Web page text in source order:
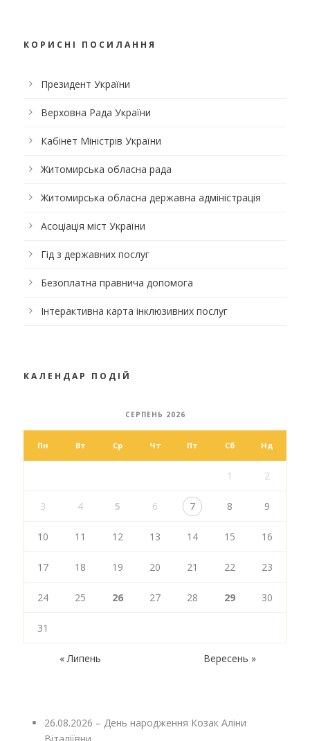
КОРИСНІ ПОСИЛАННЯ
Президент України
Верховна Рада України
Кабінет Міністрів України
Житомирська обласна рада
Житомирська обласна державна адміністрація
Асоціація міст України
Гід з державних послуг
Безоплатна правнича допомога
Інтерактивна карта інклюзивних послуг
КАЛЕНДАР ПОДІЙ
СЕРПЕНЬ 2026
Пн Вт Ср Чт Пт Сб Нд
1 2
3 4 5 6 7 8 9
10 11 12 13 14 15 16
17 18 19 20 21 22 23
24 25 26 27 28 29 30
31
« Липень Вересень »
26.08.2026 – День народження Козак Аліни